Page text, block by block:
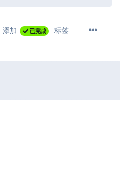
添加 已完成 标签